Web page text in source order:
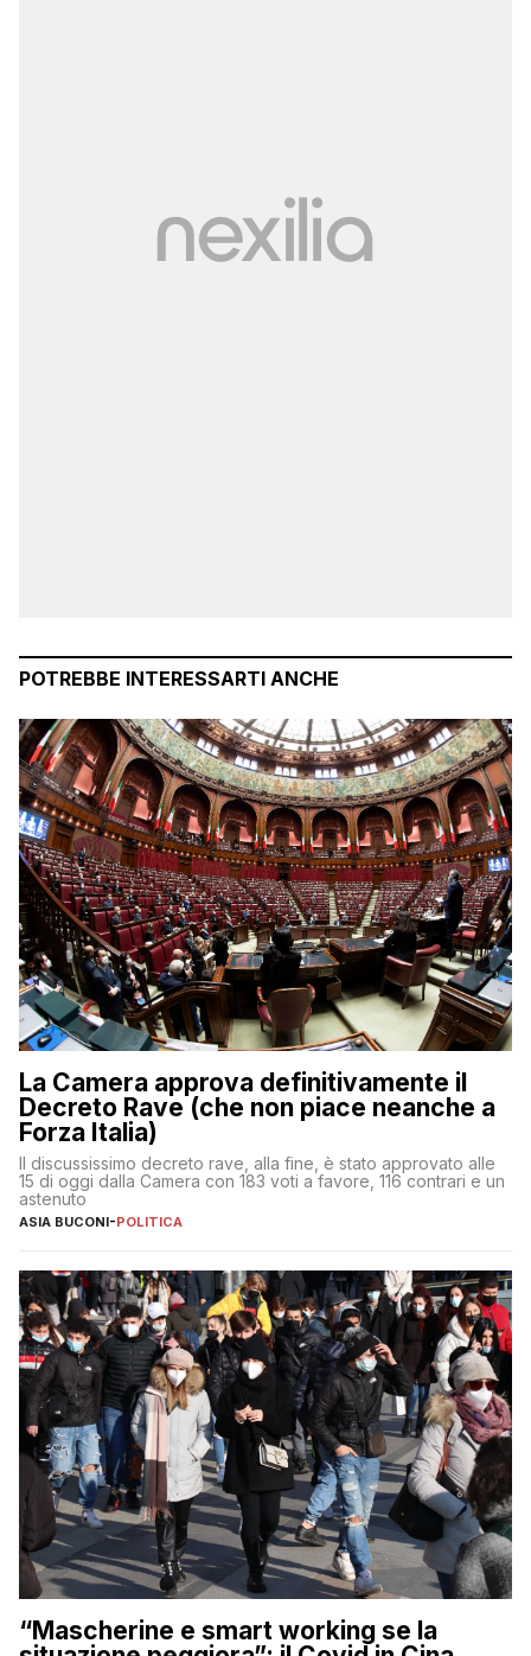
POTREBBE INTERESSARTI ANCHE
La Camera approva definitivamente il
Decreto Rave (che non piace neanche a
Forza Italia)
Il discussissimo decreto rave, alla fine, è stato approvato alle
15 di oggi dalla Camera con 183 voti a favore, 116 contrari e un
astenuto
ASIA BUCONI-POLITICA
“Mascherine e smart working se la